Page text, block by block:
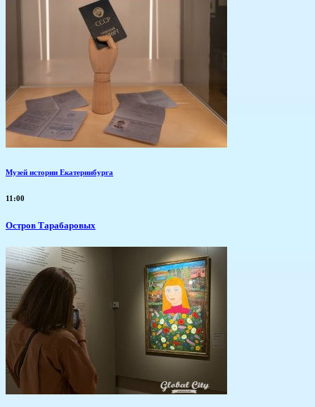
Музей истории Екатеринбурга
11:00
Остров Тарабаровых